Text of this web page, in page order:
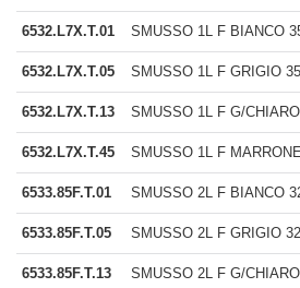
6532.L7X.T.01 SMUSSO 1L F BIANCO
6532.L7X.T.05 SMUSSO 1L F GRIGIO
6532.L7X.T.13 SMUSSO 1L F G/
6532.L7X.T.45 SMUSSO 1L F
6533.85F.T.01 SMUSSO 2L F BIANCO
6533.85F.T.05 SMUSSO 2L F GRIGIO
6533.85F.T.13 SMUSSO 2L F G/